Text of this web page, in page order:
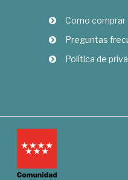
Como comprar
Preguntas
Política de